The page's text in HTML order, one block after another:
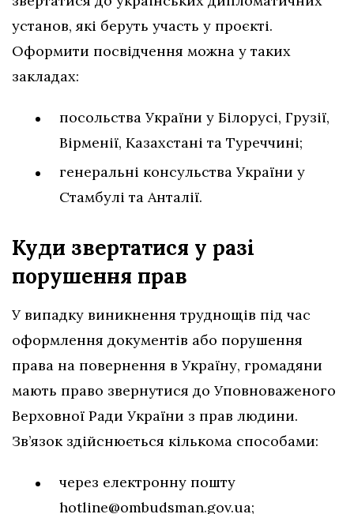
установ, які беруть участь у проєкті.
Оформити посвідчення можна у таких
закладах:
посольства України у Білорусі, Грузії,
Вірменії, Казахстані та Туреччині;
генеральні консульства України у
Стамбулі та Анталії.
Куди звертатися у разі
порушення прав
У випадку виникнення труднощів під час
оформлення документів або порушення
права на повернення в Україну, громадяни
мають право звернутися до Уповноваженого
Верховної Ради України з прав людини.
Зв’язок здійснюється кількома способами:
через електронну пошту
hotline@ombudsman.gov.ua;